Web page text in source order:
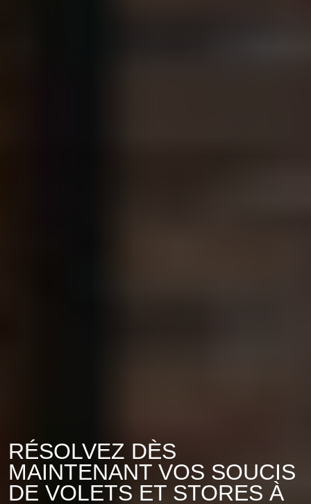
RÉSOLVEZ DÈS
MAINTENANT VOS SOUCIS
DE VOLETS ET STORES À